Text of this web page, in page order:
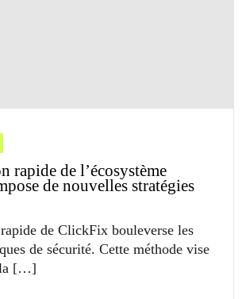
rapide de l’écosystème
de nouvelles stratégies
de ClickFix bouleverse les
de sécurité. Cette méthode vise